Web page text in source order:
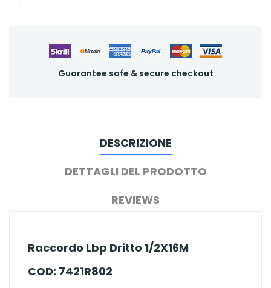
Guarantee safe & secure checkout
DESCRIZIONE
DETTAGLI DEL PRODOTTO
REVIEWS
Raccordo Lbp Dritto 1/2X16M
COD: 7421R802